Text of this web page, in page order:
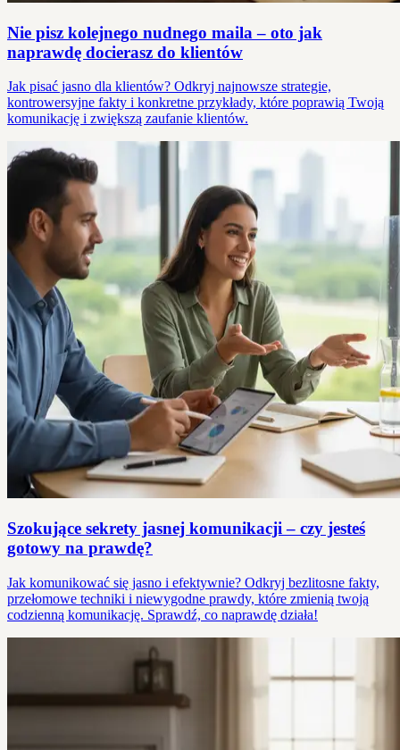
Nie pisz kolejnego nudnego maila – oto jak
naprawdę docierasz do klientów
Jak pisać jasno dla klientów? Odkryj najnowsze strategie,
kontrowersyjne fakty i konkretne przykłady, które poprawią Twoją
komunikację i zwiększą zaufanie klientów.
Szokujące sekrety jasnej komunikacji – czy jesteś
gotowy na prawdę?
Jak komunikować się jasno i efektywnie? Odkryj bezlitosne fakty,
przełomowe techniki i niewygodne prawdy, które zmienią twoją
codzienną komunikację. Sprawdź, co naprawdę działa!